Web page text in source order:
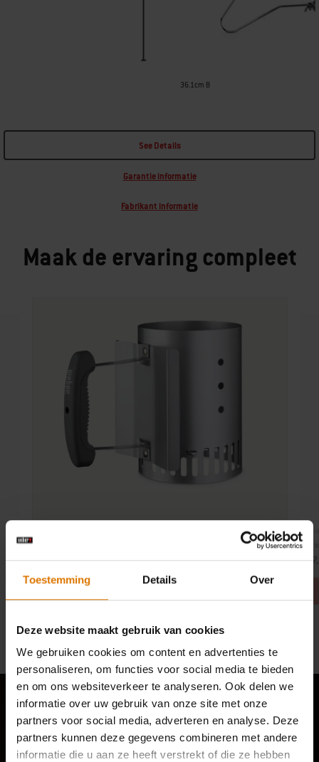
Toestemming Details Over
Deze website maakt gebruik van cookies
We gebruiken cookies om content en advertenties te
personaliseren, om functies voor social media te bieden
en om ons websiteverkeer te analyseren. Ook delen we
informatie over uw gebruik van onze site met onze
partners voor social media, adverteren en analyse. Deze
partners kunnen deze gegevens combineren met andere
informatie die u aan ze heeft verstrekt of die ze hebben
36.1cm B
See Details
Garantie informatie
Fabrikant informatie
Maak de ervaring compleet